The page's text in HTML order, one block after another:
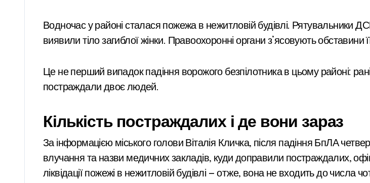
Водночас у районі сталася пожежа в нежитловій будівлі. Рятувальники
виявили тіло загиблої жінки. Правоохоронні органи з’ясовують обставини
Це не перший випадок падіння ворожого безпілотника в цьому районі:
постраждали двоє людей.
Кількість постраждалих і де вони зараз
За інформацією міського голови Віталія Кличка, після падіння БпЛА
влучання та назви медичних закладів, куди доправили постраждалих,
ліквідації пожежі в нежитловій будівлі — отже, вона не входить до числа